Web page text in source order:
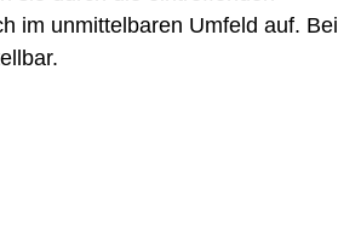
im unmittelbaren Umfeld auf. Bei